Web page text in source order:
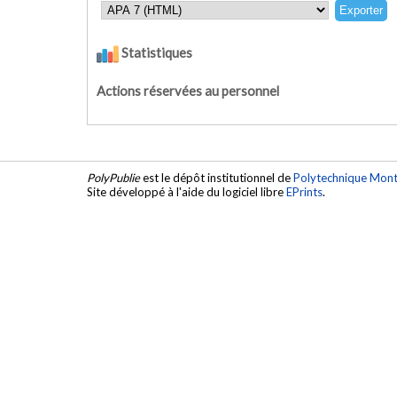
Statistiques
Actions réservées au personnel
PolyPublieest le dépôt institutionnel dePolytechnique
Site développé à l'aide du logiciel libreEPrints.